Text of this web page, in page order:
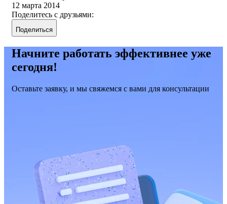
12 марта 2014
Поделитесь с друзьями:
Поделиться
Начните работать эффективнее уже
сегодня!
Оставьте заявку, и мы свяжемся с вами для консультации